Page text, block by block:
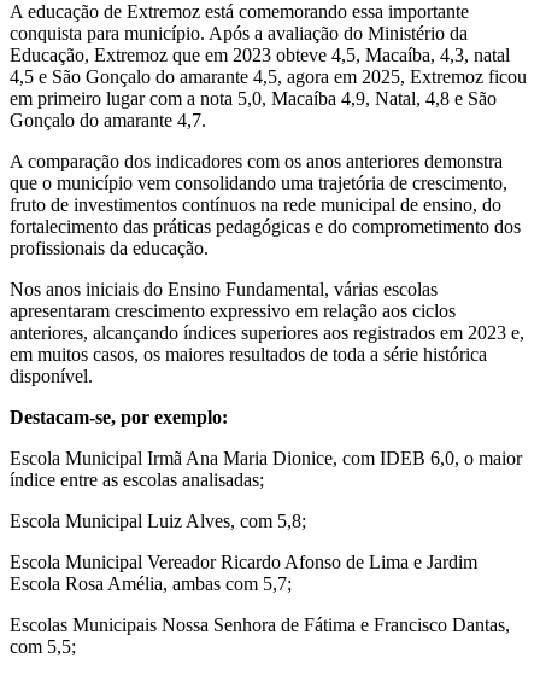
A educação de Extremoz está comemorando essa importante
conquista para município. Após a avaliação do Ministério da
Educação, Extremoz que em 2023 obteve 4,5, Macaíba, 4,3, natal
4,5 e São Gonçalo do amarante 4,5, agora em 2025, Extremoz ficou
em primeiro lugar com a nota 5,0, Macaíba 4,9, Natal, 4,8 e São
Gonçalo do amarante 4,7.
A comparação dos indicadores com os anos anteriores demonstra
que o município vem consolidando uma trajetória de crescimento,
fruto de investimentos contínuos na rede municipal de ensino, do
fortalecimento das práticas pedagógicas e do comprometimento dos
profissionais da educação.
Nos anos iniciais do Ensino Fundamental, várias escolas
apresentaram crescimento expressivo em relação aos ciclos
anteriores, alcançando índices superiores aos registrados em 2023 e,
em muitos casos, os maiores resultados de toda a série histórica
disponível.
Destacam-se, por exemplo:
Escola Municipal Irmã Ana Maria Dionice, com IDEB 6,0, o maior
índice entre as escolas analisadas;
Escola Municipal Luiz Alves, com 5,8;
Escola Municipal Vereador Ricardo Afonso de Lima e Jardim
Escola Rosa Amélia, ambas com 5,7;
Escolas Municipais Nossa Senhora de Fátima e Francisco Dantas,
com 5,5;